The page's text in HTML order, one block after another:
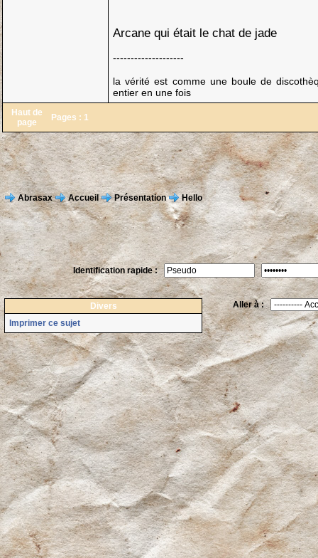
Arcane qui était le chat de jade
--------------------
la vérité est comme une boule de
entier en une fois
Haut de
page
Pages : 1
Abrasax Accueil Présentation Hello
Identification rapide :
Divers
Imprimer ce sujet
Aller à :